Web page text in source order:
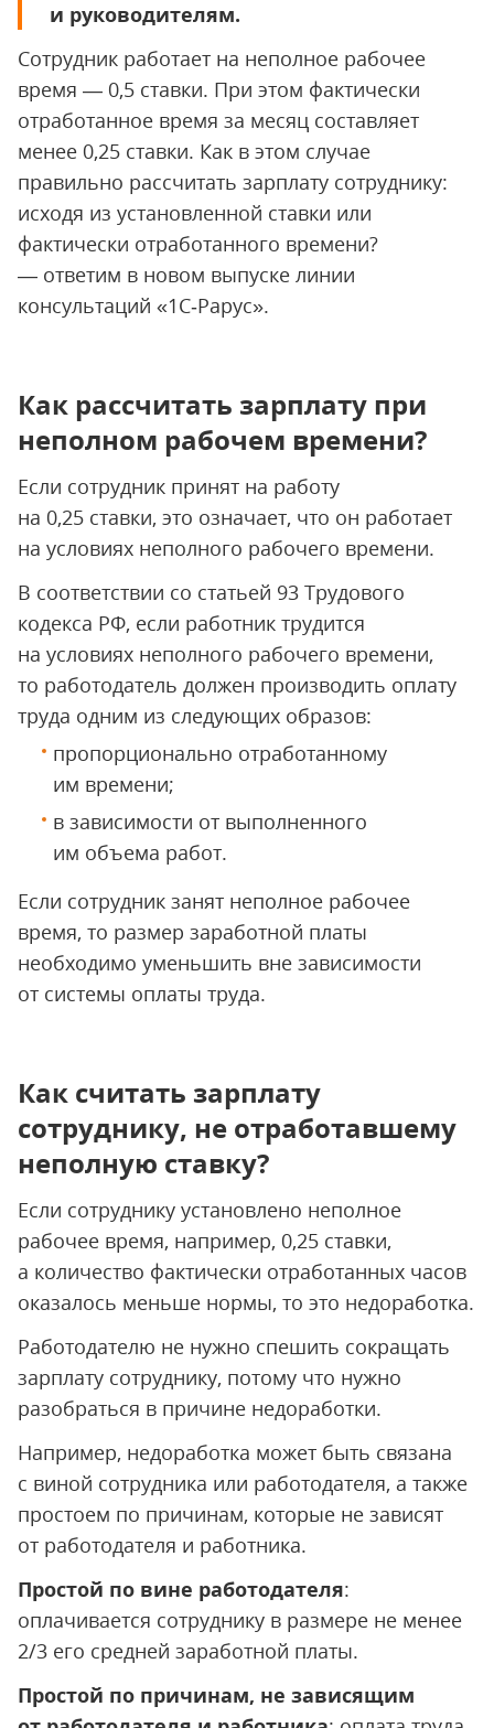
и руководителям.
Сотрудник работает на неполное рабочее
время — 0,5 ставки. При этом фактически
отработанное время за месяц составляет
менее 0,25 ставки. Как в этом случае
правильно рассчитать зарплату сотруднику:
исходя из установленной ставки или
фактически отработанного времени?
— ответим в новом выпуске линии
консультаций «1С‑Рарус».
Как рассчитать зарплату при
неполном рабочем времени?
Если сотрудник принят на работу
на 0,25 ставки, это означает, что он работает
на условиях неполного рабочего времени.
В соответствии со статьей 93 Трудового
кодекса РФ, если работник трудится
на условиях неполного рабочего времени,
то работодатель должен производить оплату
труда одним из следующих образов:
пропорционально отработанному
им времени;
в зависимости от выполненного
им объема работ.
Если сотрудник занят неполное рабочее
время, то размер заработной платы
необходимо уменьшить вне зависимости
от системы оплаты труда.
Как считать зарплату
сотруднику, не отработавшему
неполную ставку?
Если сотруднику установлено неполное
рабочее время, например, 0,25 ставки,
а количество фактически отработанных часов
оказалось меньше нормы, то это недоработка.
Работодателю не нужно спешить сокращать
зарплату сотруднику, потому что нужно
разобраться в причине недоработки.
Например, недоработка может быть связана
с виной сотрудника или работодателя, а также
простоем по причинам, которые не зависят
от работодателя и работника.
Простой по вине работодателя:
оплачивается сотруднику в размере не менее
2/3 его средней заработной платы.
Простой по причинам, не зависящим